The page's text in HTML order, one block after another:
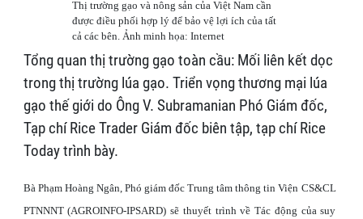
Thị trường gạo và nông sản của Việt Nam cần
được điều phối hợp lý để bảo vệ lợi ích của tất
cả các bên. Ảnh minh họa: Internet
Tổng quan thị trường gạo toàn cầu: Mối liên kết dọc
trong thị trường lúa gạo. Triển vọng thương mại lúa
gạo thế giới do Ông V. Subramanian Phó Giám đốc,
Tạp chí Rice Trader Giám đốc biên tập, tạp chí Rice
Today trình bày.
Bà Phạm Hoàng Ngân, Phó giám đốc Trung tâm thông tin Viện CS&CL
PTNNNT (AGROINFO-IPSARD) sẽ thuyết trình về Tác động của suy